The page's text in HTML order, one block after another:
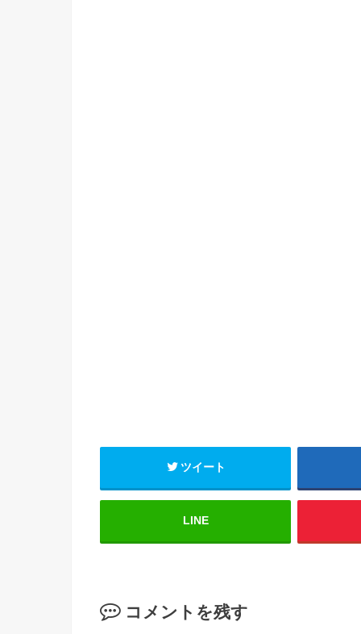
ツイート
LINE
コメントを残す